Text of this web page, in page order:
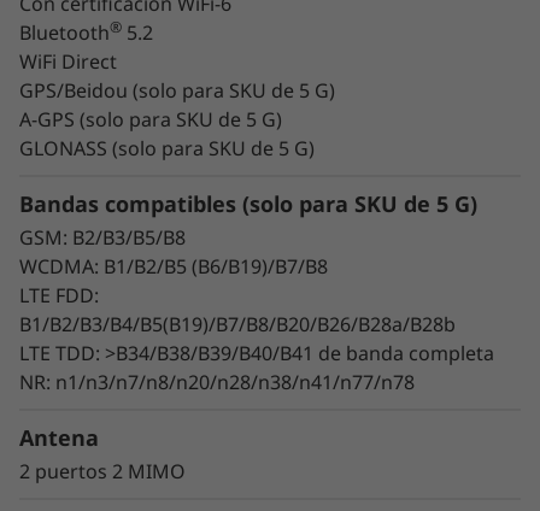
Hz, incluso si juegas desde el patio o el jardín.
La alta velocidad se combina con una
conectividad ultrarrápida en la plataforma
móvil de élite Qualcomm® Snapdragon™ 870
con certificación Wifi 6 que marca nuevos
estándares de resolución, velocidad y latencia.
Bluetooth® 5.2
WiFi Direct
GPS/Beidou (solo para SKU de 5 G)
A-GPS (solo para SKU de 5 G)
GLONASS (solo para SKU de 5 G)
Bandas compatibles (solo para SKU de 5 G)
GSM: B2/B3/B5/B8
WCDMA: B1/B2/B5 (B6/B19)/B7/B8
LTE FDD:
B1/B2/B3/B4/B5(B19)/B7/B8/B20/B26/B28a/B28b
LTE TDD: >B34/B38/B39/B40/B41 de banda completa
NR: n1/n3/n7/n8/n20/n28/n38/n41/n77/n78
Antena
2 puertos 2 MIMO